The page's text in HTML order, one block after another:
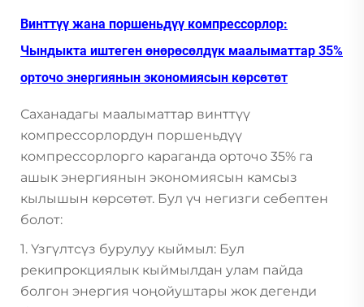
Винттүү жана поршеньдүү компрессорлор:
Чындыкта иштеген өнөрөсөлдүк маалыматтар 35%
орточо энергиянын экономиясын көрсөтөт
Саханадагы маалыматтар винттүү
компрессорлордун поршеньдүү
компрессорлорго караганда орточо 35% га
ашык энергиянын экономиясын камсыз
кылышын көрсөтөт. Бул үч негизги себептен
болот:
1. Үзгүлтсүз бурулуу кыймыл: Бул
рекипрокциялык кыймылдан улам пайда
болгон энергия чоңойуштары жок дегенди